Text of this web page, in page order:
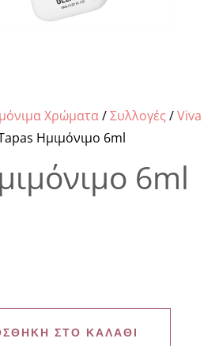
Χρώματα/Συλλογές /Viva
Ημιμόνιμο 6ml
6ml
ΣΤΟ ΚΑΛΆΘΙ